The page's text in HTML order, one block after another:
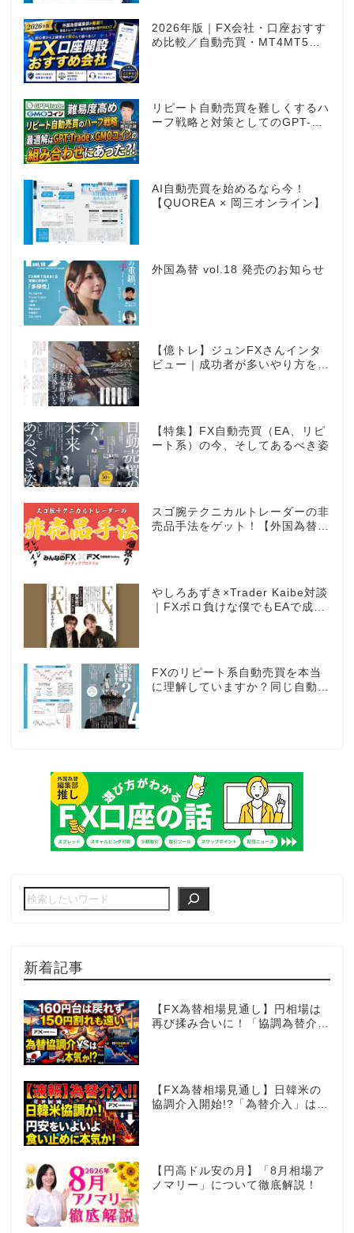
2026年版｜FX会社・口座おすす
め比較／自動売買・MT4MT5対
リピート自動売買を難しくするハ
ーフ戦略と対策としてのGPT-
AI自動売買を始めるなら今！
【QUOREA × 岡三オンライン】
外国為替 vol.18 発売のお知らせ
【億トレ】ジュンFXさんインタ
ビュー｜成功者が多いやり方を選
【特集】FX自動売買（EA、リピ
ート系）の今、そしてあるべき姿
スゴ腕テクニカルトレーダーの非
売品手法をゲット！【外国為替×
やしろあずき×Trader Kaibe対談
｜FXボロ負けな僕でもEAで成り
FXのリピート系自動売買を本当
に理解していますか？同じ自動売
新着記事
【FX為替相場見通し】円相場は
再び揉み合いに！「協調為替介
【FX為替相場見通し】日韓米の
協調介入開始!?「為替介入」はコ
【円高ドル安の月】「8月相場ア
ノマリー」について徹底解説！